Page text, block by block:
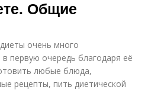
Общие
очень много
первую очередь благодаря её
любые блюда,
рецепты, пить диетической